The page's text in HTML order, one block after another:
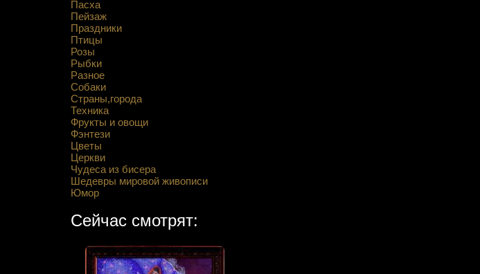
Пасха
Пейзаж
Праздники
Птицы
Розы
Рыбки
Разное
Собаки
Страны,города
Техника
Фрукты и овощи
Фэнтези
Цветы
Церкви
Чудеса из бисера
Шедевры мировой живописи
Юмор
Сейчас смотрят: